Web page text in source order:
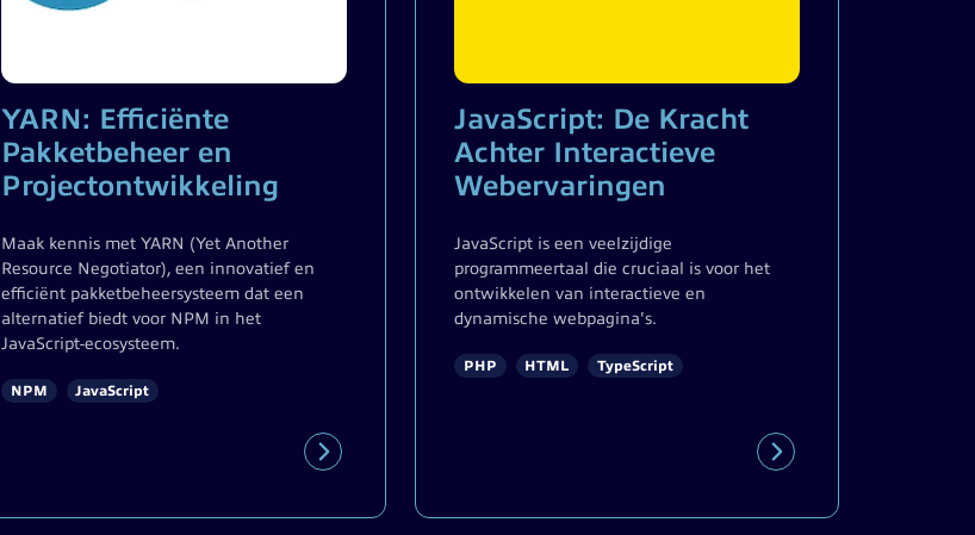
YARN: Efficiënte
Pakketbeheer en
Projectontwikkeling
Maak kennis met YARN (Yet Another
Resource Negotiator), een innovatief en
efficiënt pakketbeheersysteem dat een
alternatief biedt voor NPM in het
JavaScript-ecosysteem.
NPM JavaScript
JavaScript: De Kracht
Achter Interactieve
Webervaringen
JavaScript is een veelzijdige
programmeertaal die cruciaal is voor het
ontwikkelen van interactieve en
dynamische webpagina's.
PHP HTML TypeScript